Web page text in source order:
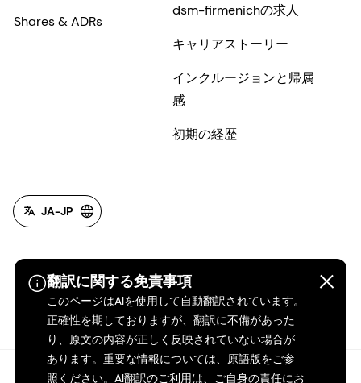
翻訳に関する免責事項
このページはAIを使用して自動翻訳されています。
正確性を期しておりますが、翻訳に不備があった
り、原文の内容が正しく反映されていない場合が
あります。重要な情報については、原語版をご参
照ください。AI翻訳のご利用は、ご自身の責任にお
Shares & ADRs
dsm-firmenichの求人
キャリアストーリー
インクルージョンと帰属
感
初期の経歴
JA-JP